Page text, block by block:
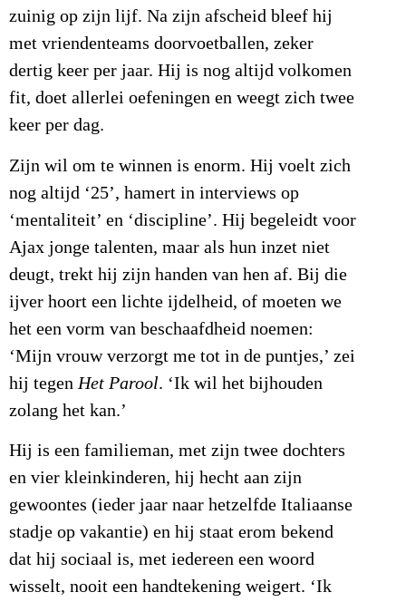
zuinig op zijn lijf. Na zijn afscheid bleef hij
met vriendenteams doorvoetballen, zeker
dertig keer per jaar. Hij is nog altijd volkomen
fit, doet allerlei oefeningen en weegt zich twee
keer per dag.
Zijn wil om te winnen is enorm. Hij voelt zich
nog altijd ‘25’, hamert in interviews op
‘mentaliteit’ en ‘discipline’. Hij begeleidt voor
Ajax jonge talenten, maar als hun inzet niet
deugt, trekt hij zijn handen van hen af. Bij die
ijver hoort een lichte ijdelheid, of moeten we
het een vorm van beschaafdheid noemen:
‘Mijn vrouw verzorgt me tot in de puntjes,’ zei
hij tegenHet Parool. ‘Ik wil het bijhouden
zolang het kan.’
Hij is een familieman, met zijn twee dochters
en vier kleinkinderen, hij hecht aan zijn
gewoontes (ieder jaar naar hetzelfde Italiaanse
stadje op vakantie) en hij staat erom bekend
dat hij sociaal is, met iedereen een woord
wisselt, nooit een handtekening weigert. ‘Ik